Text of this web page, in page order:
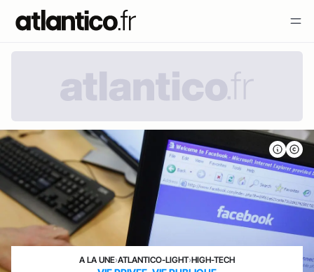
A LA UNE›ATLANTICO-LIGHT›HIGH-TECH